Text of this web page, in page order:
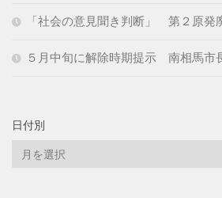
「社会の意見聞き判断」 第２原発
５月中旬に解除時期提示 南相馬市
日付別